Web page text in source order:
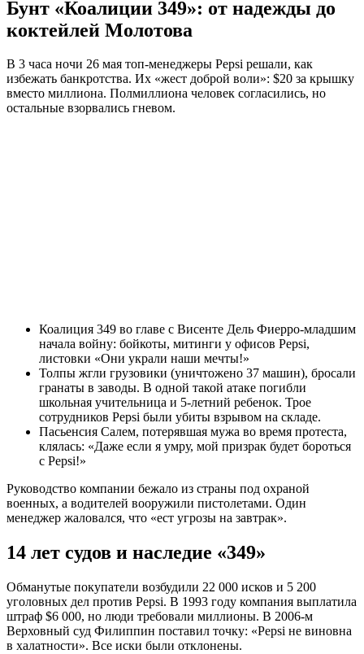
Бунт «Коалиции 349»: от надежды до
коктейлей Молотова
В 3 часа ночи 26 мая топ-менеджеры Pepsi решали, как
избежать банкротства. Их «жест доброй воли»: $20 за крышку
вместо миллиона. Полмиллиона человек согласились, но
остальные взорвались гневом.
Коалиция 349 во главе с Висенте Дель Фиерро-младшим
начала войну: бойкоты, митинги у офисов Pepsi,
листовки «Они украли наши мечты!»
Толпы жгли грузовики (уничтожено 37 машин), бросали
гранаты в заводы. В одной такой атаке погибли
школьная учительница и 5-летний ребенок. Трое
сотрудников Pepsi были убиты взрывом на складе.
Пасьенсия Салем, потерявшая мужа во время протеста,
клялась: «Даже если я умру, мой призрак будет бороться
с Pepsi!»
Руководство компании бежало из страны под охраной
военных, а водителей вооружили пистолетами. Один
менеджер жаловался, что «ест угрозы на завтрак».
14 лет судов и наследие «349»
Обманутые покупатели возбудили 22 000 исков и 5 200
уголовных дел против Pepsi. В 1993 году компания выплатила
штраф $6 000, но люди требовали миллионы. В 2006-м
Верховный суд Филиппин поставил точку: «Pepsi не виновна
в халатности». Все иски были отклонены.